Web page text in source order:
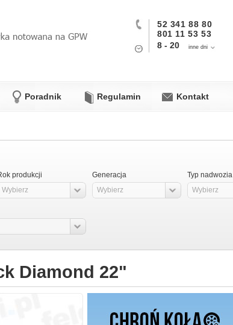
52 341 88 80
801 11 53 53
8 - 20
inne dni
Poradnik Regulamin Kontakt
produkcji
Wybierz
Generacja
Wybierz
Typ nadwozia
Wybierz
Diamond 22"